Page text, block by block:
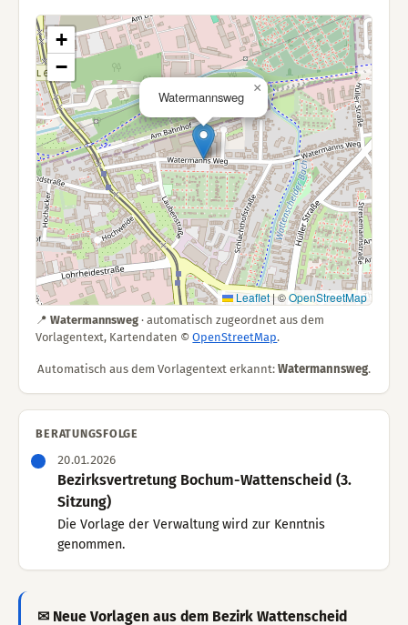
Watermannsweg
×
+
−
Leaflet |©OpenStreetMap
📍Watermannsweg · automatisch zugeordnet aus dem
Vorlagentext, Kartendaten ©OpenStreetMap.
Automatisch aus dem Vorlagentext erkannt: Watermannsweg.
BERATUNGSFOLGE
20.01.2026
Bezirksvertretung Bochum-Wattenscheid (3.
Sitzung)
Die Vorlage der Verwaltung wird zur Kenntnis
genommen.
✉ Neue Vorlagen aus dem Bezirk Wattenscheid